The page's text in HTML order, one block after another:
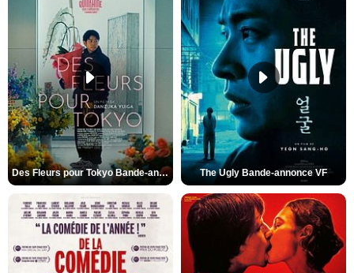
Des Fleurs pour Tokyo Bande-annonce VO STFR The Ugly Bande-annonce VF